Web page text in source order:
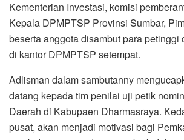
Kementerian Investasi, komisi
Kepala DPMPTSP Provinsi Sumbar,
beserta anggota disambut para petinggi
di kantor DPMPTSP setempat.
Adlisman dalam sambutanny
datang kepada tim penilai uji petik
Daerah di Kabupaen Dharmasraya.
pusat, akan menjadi motivasi bagi